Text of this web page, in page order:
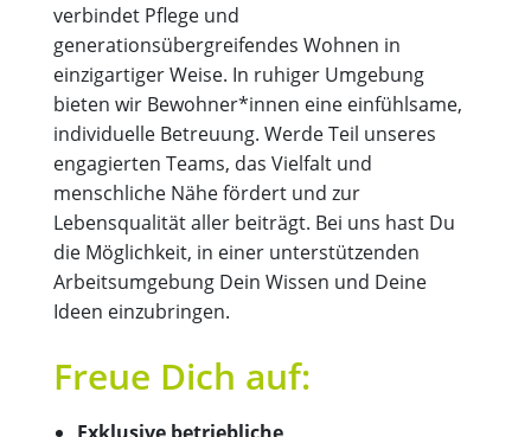
verbindet Pflege und
generationsübergreifendes Wohnen in
einzigartiger Weise. In ruhiger Umgebung
bieten wir Bewohner*innen eine einfühlsame,
individuelle Betreuung. Werde Teil unseres
engagierten Teams, das Vielfalt und
menschliche Nähe fördert und zur
Lebensqualität aller beiträgt. Bei uns hast Du
die Möglichkeit, in einer unterstützenden
Arbeitsumgebung Dein Wissen und Deine
Ideen einzubringen.
Freue Dich auf: